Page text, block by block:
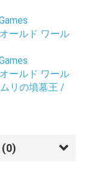
ールド ワール
ールド ワール
リの墳墓王 /
(0)